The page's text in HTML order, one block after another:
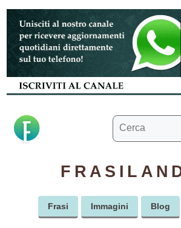
Vai
contenuto
Ricerca
per:
Frasi Immagini Blog